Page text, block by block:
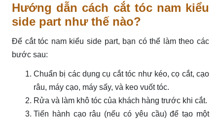
Hướng dẫn cách cắt tóc nam kiểu
side part như thế nào?
Để cắt tóc nam kiểu side part, bạn có thể làm theo các
bước sau:
Chuẩn bị các dụng cụ cắt tóc như kéo, cọ cắt, cạo
râu, máy cạo, máy sấy, và keo vuốt tóc.
Rửa và làm khô tóc của khách hàng trước khi cắt.
Tiến hành cạo râu (nếu có yêu cầu) để tạo một